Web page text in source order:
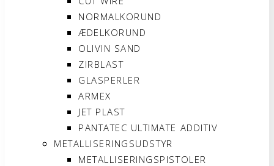
NORMALKORUND
ÆDELKORUND
OLIVIN SAND
ZIRBLAST
GLASPERLER
ARMEX
JET PLAST
PANTATEC ULTIMATE ADDITIV
METALLISERINGSUDSTYR
METALLISERINGSPISTOLER